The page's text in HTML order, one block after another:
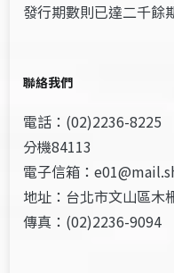
發行期數則已達二千餘
聯絡我們
電話：(02)2236-8225
分機84113
電子信箱：
地址：台北市文山區木
傳真：(02)2236-9094